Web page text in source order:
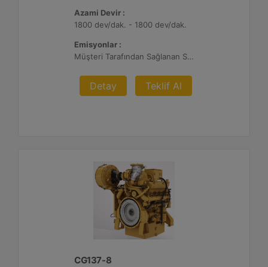
Azami Devir :
1800 dev/dak. - 1800 dev/dak.
Emisyonlar :
Müşteri Tarafından Sağlanan SCR Atık Arıtma ile NSPS Saha Uyumluluğuna Sahiptir
Detay Teklif Al
CG137-8